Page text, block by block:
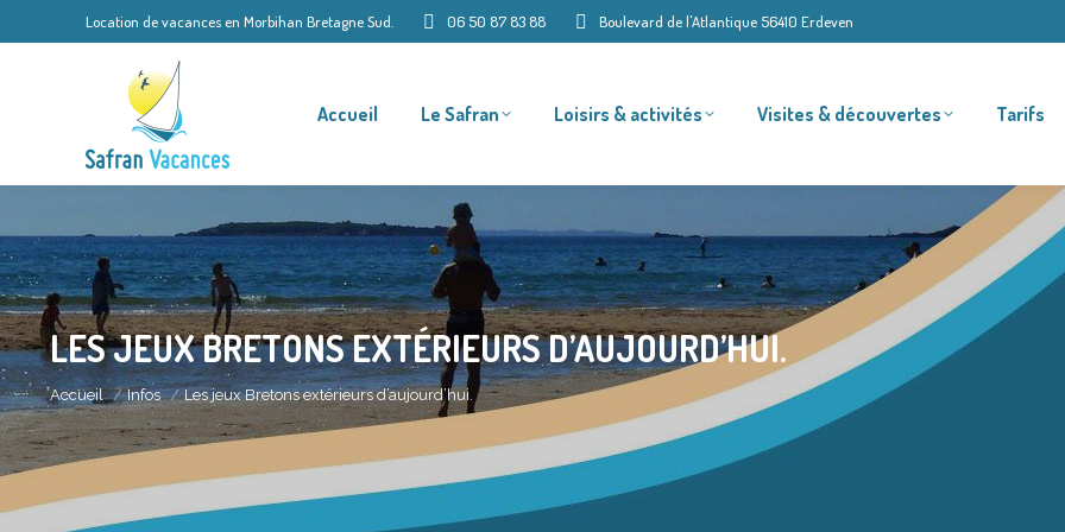
Location de vacances en Morbihan Bretagne Sud. 06 50 87 83 88 Boulevard de l'Atlantique 56410 Erdeven
Accueil Le Safran Loisirs & activités Visites & découvertes Tarifs
LES JEUX BRETONS EXTÉRIEURS D’AUJOURD’HUI.
Vous êtes ici :
Accueil Infos Les jeux Bretons extérieurs d’aujourd’hui.